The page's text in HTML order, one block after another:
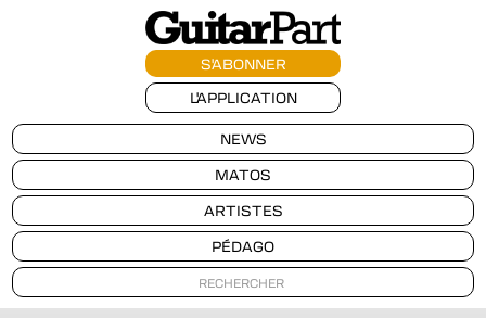
S'ABONNER
L'APPLICATION
NEWS
MATOS
ARTISTES
PÉDAGO